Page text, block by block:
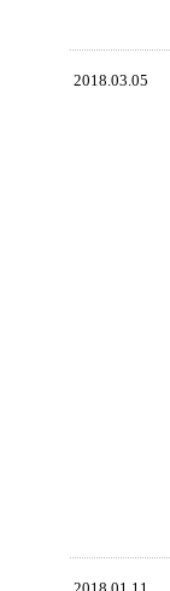
2018.03.05